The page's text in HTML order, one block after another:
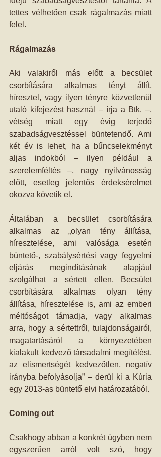
tettes vélhetően csak rágalmazás miatt
felel.
Rágalmazás
Aki valakiről más előtt a becsület
csorbítására alkalmas tényt állít,
híresztel, vagy ilyen tényre közvetlenül
utaló kifejezést használ – írja a Btk. –,
vétség miatt egy évig terjedő
szabadságvesztéssel büntetendő. Ami
két év is lehet, ha a bűncselekményt
aljas indokból – ilyen például a
szerelemféltés –, nagy nyilvánosság
előtt, esetleg jelentős érdeksérelmet
okozva követik el.
Általában a becsület csorbítására
alkalmas az „olyan tény állítása,
híresztelése, ami valósága esetén
büntető-, szabálysértési vagy fegyelmi
eljárás megindításának alapjául
szolgálhat a sértett ellen. Becsület
csorbítására alkalmas olyan tény
állítása, híresztelése is, ami az emberi
méltóságot támadja, vagy alkalmas
arra, hogy a sértettről, tulajdonságairól,
magatartásáról a környezetében
kialakult kedvező társadalmi megítélést,
az elismertségét kedvezőtlen, negatív
irányba befolyásolja” – derül ki a Kúria
egy 2013-as büntető elvi határozatából.
Coming out
Csakhogy abban a konkrét ügyben nem
egyszerűen arról volt szó, hogy